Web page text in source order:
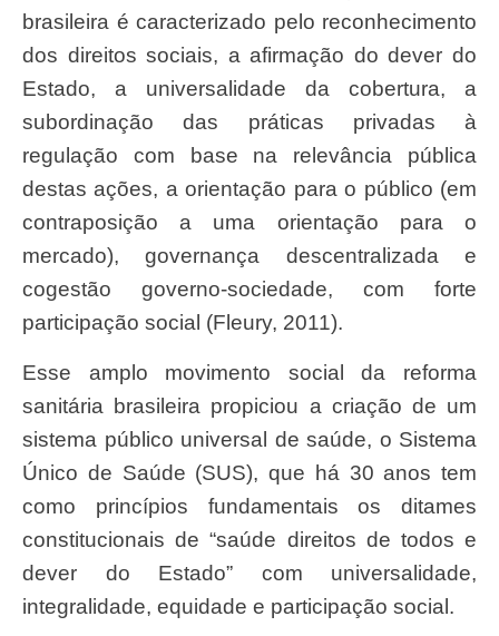
brasileira é caracterizado pelo reconhecimento
dos direitos sociais, a afirmação do dever do
Estado, a universalidade da cobertura, a
subordinação das práticas privadas à
regulação com base na relevância pública
destas ações, a orientação para o público (em
contraposição a uma orientação para o
mercado), governança descentralizada e
cogestão governo-sociedade, com forte
participação social (Fleury, 2011).
Esse amplo movimento social da reforma
sanitária brasileira propiciou a criação de um
sistema público universal de saúde, o Sistema
Único de Saúde (SUS), que há 30 anos tem
como princípios fundamentais os ditames
constitucionais de “saúde direitos de todos e
dever do Estado” com universalidade,
integralidade, equidade e participação social.